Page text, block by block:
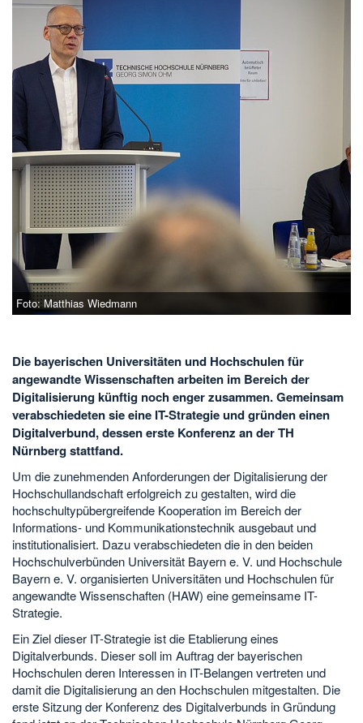
Foto: Matthias Wiedmann
Die bayerischen Universitäten und Hochschulen für
angewandte Wissenschaften arbeiten im Bereich der
Digitalisierung künftig noch enger zusammen. Gemeinsam
verabschiedeten sie eine IT-Strategie und gründen einen
Digitalverbund, dessen erste Konferenz an der TH
Nürnberg stattfand.
Um die zunehmenden Anforderungen der Digitalisierung der
Hochschullandschaft erfolgreich zu gestalten, wird die
hochschultypübergreifende Kooperation im Bereich der
Informations- und Kommunikationstechnik ausgebaut und
institutionalisiert. Dazu verabschiedeten die in den beiden
Hochschulverbünden Universität Bayern e. V. und Hochschule
Bayern e. V. organisierten Universitäten und Hochschulen für
angewandte Wissenschaften (HAW) eine gemeinsame IT-
Strategie.
Ein Ziel dieser IT-Strategie ist die Etablierung eines
Digitalverbunds. Dieser soll im Auftrag der bayerischen
Hochschulen deren Interessen in IT-Belangen vertreten und
damit die Digitalisierung an den Hochschulen mitgestalten. Die
erste Sitzung der Konferenz des Digitalverbunds in Gründung